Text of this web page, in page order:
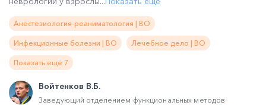
Анестезиология-реаниматология | ВО
Инфекционные болезни | ВО Лечебное дело | ВО
Показать ещё 7
Войтенков В.Б.
Заведующий отделением функциональных методов